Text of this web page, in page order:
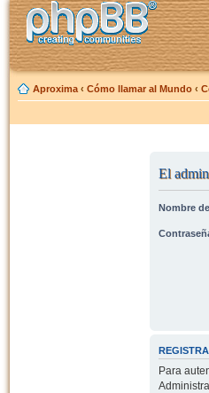
Aproxima ‹ Cómo llamar al Mundo ‹
El
Nombre
Para